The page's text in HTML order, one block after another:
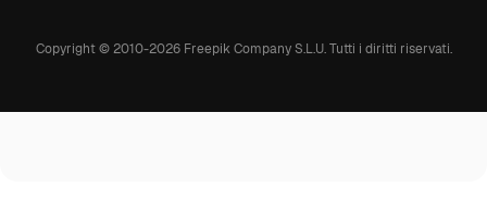
Copyright © 2010-2026Freepik Company S.L.U. Tutti i diritti riservati.